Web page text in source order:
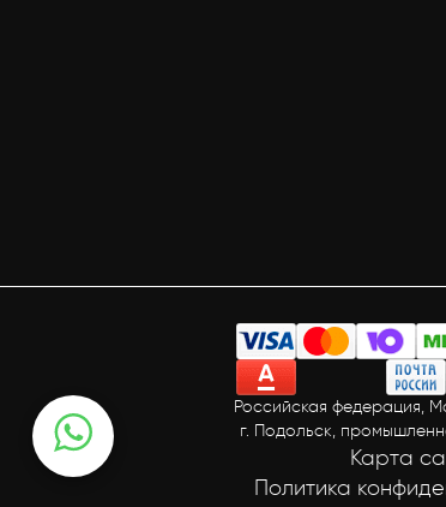
Российская федерация,
г. Подольск,
Политика
Карта